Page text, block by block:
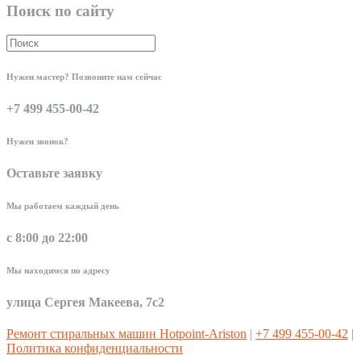
Поиск по сайту
Нужен мастер? Позвоните нам сейчас
+7 499 455-00-42
Нужен звонок?
Оставьте заявку
Мы работаем каждый день
с 8:00 до 22:00
Мы находимся по адресу
улица Сергея Макеева, 7с2
Ремонт стиральных машин Hotpoint-Ariston | +7 499 455-00-42 |
Политика конфиденциальности